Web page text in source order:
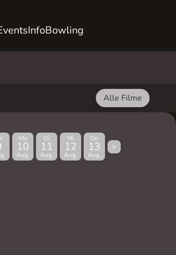
InfoBowling
Alle Filme
Mo
10
Aug.
Di
11
Aug.
Mi
12
Aug.
Do
13
Aug.
>